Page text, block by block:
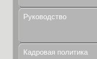
Руководство
Кадровая политика